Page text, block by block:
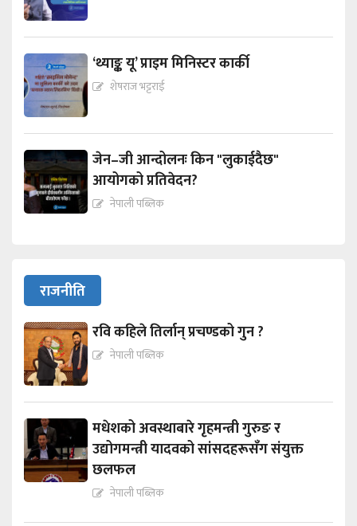
‘थ्याङ्क यू’ प्राइम मिनिस्टर कार्की
शेषराज भट्टराई
जेन–जी आन्दोलनः किन "लुकाईदैछ"
आयोगको प्रतिवेदन?
नेपाली पब्लिक
राजनीति
रवि कहिले तिर्लान् प्रचण्डको गुन ?
नेपाली पब्लिक
मधेशको अवस्थाबारे गृहमन्त्री गुरुङ र
उद्योगमन्त्री यादवको सांसदहरूसँग संयुक्त
छलफल
नेपाली पब्लिक